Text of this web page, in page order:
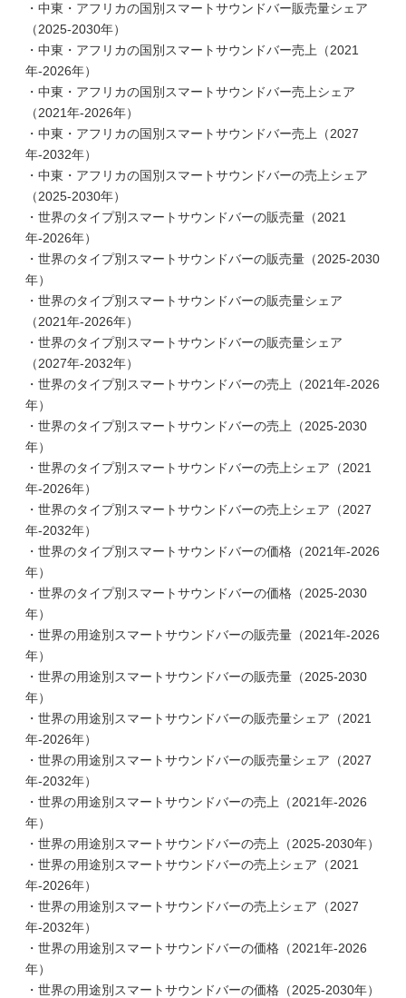
・中東・アフリカの国別スマートサウンドバー販売量シェア
（2025-2030年）
・中東・アフリカの国別スマートサウンドバー売上（2021
年-2026年）
・中東・アフリカの国別スマートサウンドバー売上シェア
（2021年-2026年）
・中東・アフリカの国別スマートサウンドバー売上（2027
年-2032年）
・中東・アフリカの国別スマートサウンドバーの売上シェア
（2025-2030年）
・世界のタイプ別スマートサウンドバーの販売量（2021
年-2026年）
・世界のタイプ別スマートサウンドバーの販売量（2025-2030
年）
・世界のタイプ別スマートサウンドバーの販売量シェア
（2021年-2026年）
・世界のタイプ別スマートサウンドバーの販売量シェア
（2027年-2032年）
・世界のタイプ別スマートサウンドバーの売上（2021年-2026
年）
・世界のタイプ別スマートサウンドバーの売上（2025-2030
年）
・世界のタイプ別スマートサウンドバーの売上シェア（2021
年-2026年）
・世界のタイプ別スマートサウンドバーの売上シェア（2027
年-2032年）
・世界のタイプ別スマートサウンドバーの価格（2021年-2026
年）
・世界のタイプ別スマートサウンドバーの価格（2025-2030
年）
・世界の用途別スマートサウンドバーの販売量（2021年-2026
年）
・世界の用途別スマートサウンドバーの販売量（2025-2030
年）
・世界の用途別スマートサウンドバーの販売量シェア（2021
年-2026年）
・世界の用途別スマートサウンドバーの販売量シェア（2027
年-2032年）
・世界の用途別スマートサウンドバーの売上（2021年-2026
年）
・世界の用途別スマートサウンドバーの売上（2025-2030年）
・世界の用途別スマートサウンドバーの売上シェア（2021
年-2026年）
・世界の用途別スマートサウンドバーの売上シェア（2027
年-2032年）
・世界の用途別スマートサウンドバーの価格（2021年-2026
年）
・世界の用途別スマートサウンドバーの価格（2025-2030年）